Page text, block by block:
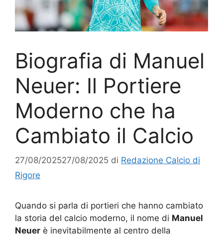
Biografia di Manuel
Neuer: Il Portiere
Moderno che ha
Cambiato il Calcio
27/08/202527/08/2025 di Redazione Calcio di
Rigore
Quando si parla di portieri che hanno cambiato
la storia del calcio moderno, il nome di Manuel
Neuer è inevitabilmente al centro della